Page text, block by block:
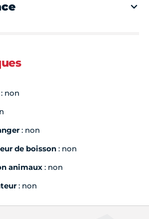
: non
: non
de boisson : non
animaux : non
: non